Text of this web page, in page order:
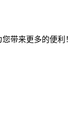
带来更多的便利！